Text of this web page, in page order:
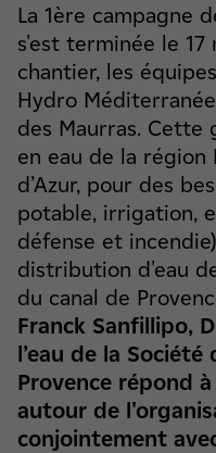
La 1ère campagne
s'est terminée le 17
chantier, les
Hydro
des Maurras. Cette
en eau de la région
d’Azur, pour des
potable, irrigation,
défense et
distribution d'eau
du canal de
Franck Sanfillipo,
l’eau de la Société
Provence répond
autour de
conjointement